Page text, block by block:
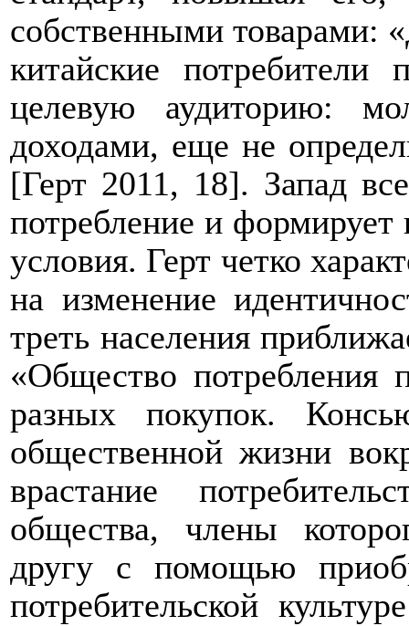
собственными товарами:
китайские потребители
целевую аудиторию:
доходами, еще не
[Герт 2011, 18]. Запад
потребление и
условия. Герт четко
на изменение
треть населения
«Общество потребления
разных покупок.
общественной жизни
врастание
общества, члены
другу с помощью
потребительской